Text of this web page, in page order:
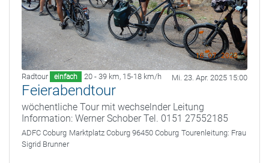
Radtour einfach 20 - 39 km, 15-18 km/h Mi. 23. Apr. 2025 15:00
Feierabendtour
wöchentliche Tour mit wechselnder Leitung
Information: Werner Schober Tel. 0151 27552185
ADFC Coburg Marktplatz Coburg 96450 Coburg Tourenleitung: Frau
Sigrid Brunner